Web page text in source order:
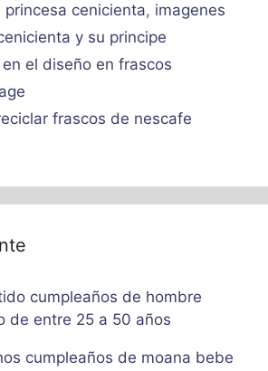
cenicienta, imagenes
y su principe
el diseño en frascos
frascos de nescafe
cumpleaños de hombre
de entre 25 a 50 años
cumpleaños de moana bebe